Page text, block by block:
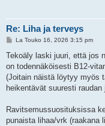
Re: Liha ja terveys
V
e
t
i
La Touko 16, 2026 3:15 pm
Tekoäly laski juuri, että jos
on todennäköisesti B12-
(Joitain näistä löytyy myös
heikentävät suuresti
Ravitsemussuosituksissa
punaista lihaa/vrk (raakana